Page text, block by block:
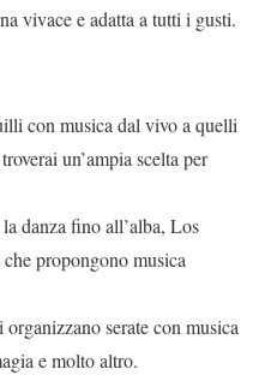
vivace e adatta a tutti i gusti.
con musica dal vivo a quelli
un’ampia scelta per
danza fino all’alba, Los
propongono musica
serate con musica
e molto altro.